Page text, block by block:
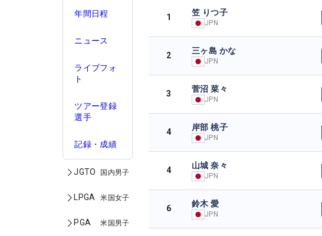
年間日程
ニュース
ライブフォ
ト
ツアー登録
選手
記録・成績
JGTO 国内男子
LPGA 米国女子
PGA 米国男子
1 笠 りつ子
JPN
2 三ヶ島 かな
JPN
3 菅沼 菜々
JPN
4 岸部 桃子
JPN
4 山城 奈々
JPN
6 鈴木 愛
JPN